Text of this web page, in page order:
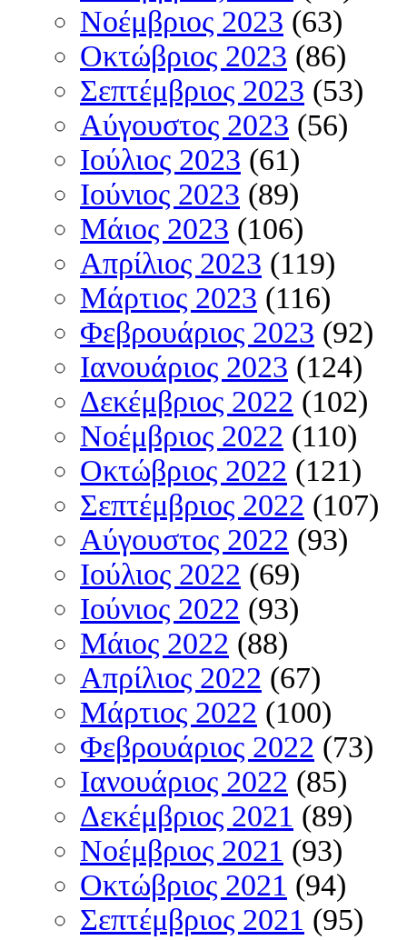
Νοέμβριος 2023 (63)
Οκτώβριος 2023 (86)
Σεπτέμβριος 2023 (53)
Αύγουστος 2023 (56)
Ιούλιος 2023 (61)
Ιούνιος 2023 (89)
Μάιος 2023 (106)
Απρίλιος 2023 (119)
Μάρτιος 2023 (116)
Φεβρουάριος 2023 (92)
Ιανουάριος 2023 (124)
Δεκέμβριος 2022 (102)
Νοέμβριος 2022 (110)
Οκτώβριος 2022 (121)
Σεπτέμβριος 2022 (107)
Αύγουστος 2022 (93)
Ιούλιος 2022 (69)
Ιούνιος 2022 (93)
Μάιος 2022 (88)
Απρίλιος 2022 (67)
Μάρτιος 2022 (100)
Φεβρουάριος 2022 (73)
Ιανουάριος 2022 (85)
Δεκέμβριος 2021 (89)
Νοέμβριος 2021 (93)
Οκτώβριος 2021 (94)
Σεπτέμβριος 2021 (95)